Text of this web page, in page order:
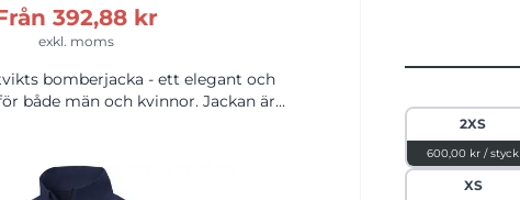
392,88 kr
exkl. moms
bomberjacka - ett elegant och
både män och kvinnor. Jackan är
i ärmslut och nederkant ger den
smickrande passform. Detaljer i
2XS
600,00 kr / styck
XS